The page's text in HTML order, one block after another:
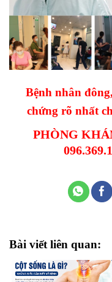
Bệnh nhân
chứng rõ nhất
PHÒNG
Bài viết liên quan: